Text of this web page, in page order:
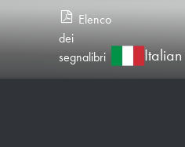
Elenco
dei
segnalibri
Italian